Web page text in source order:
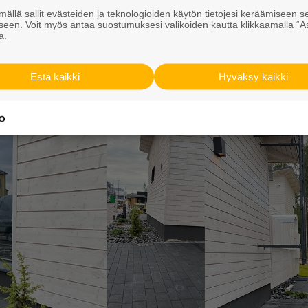
ja selkeitä linjoja
pihapiiri, jossa sisätilat jatkuvat
linjakkaallaPiano-kivi-kivisarjalla. Kiven
hyvin tummilta.
sallit evästeiden ja teknologioiden käytön tietojesi keräämiseen
Voit myös antaa suostumuksesi valikoiden kautta klikkaamalla
Hyväksy kaikki
Estä kaikki